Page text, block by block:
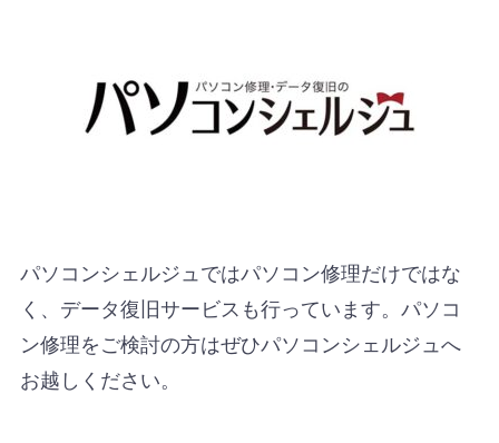
パソコンシェルジュではパソコン修理だけではな
く、データ復旧サービスも行っています。パソコ
ン修理をご検討の方はぜひパソコンシェルジュへ
お越しください。